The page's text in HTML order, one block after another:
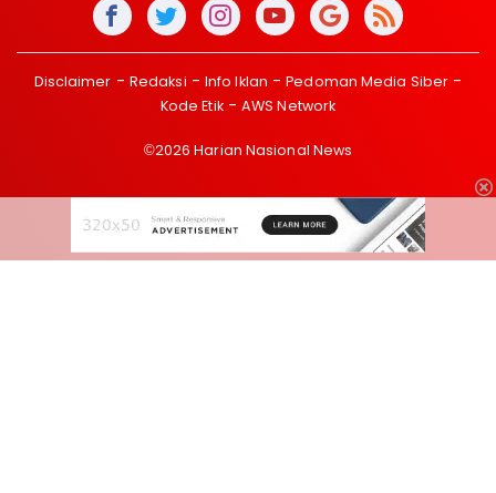
Disclaimer Redaksi Info Iklan
Pedoman Media Siber
Kode Etik
AWS Network
©2026 Harian Nasional News